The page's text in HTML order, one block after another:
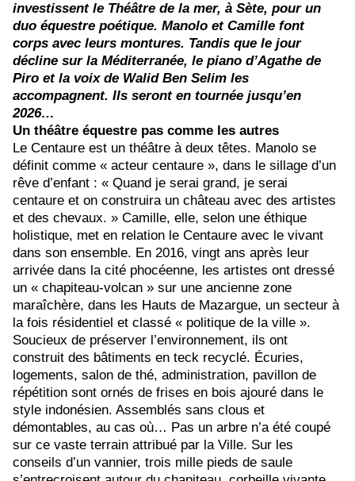
investissent le Théâtre de la mer, à Sète, pour un
duo équestre poétique. Manolo et Camille font
corps avec leurs montures. Tandis que le jour
décline sur la Méditerranée, le piano d’Agathe de
Piro et la voix de Walid Ben Selim les
accompagnent. Ils seront en tournée jusqu’en
2026…
Un théâtre équestre pas comme les autres
Le Centaure est un théâtre à deux têtes. Manolo se
définit comme « acteur centaure », dans le sillage d’un
rêve d’enfant : « Quand je serai grand, je serai
centaure et on construira un château avec des artistes
et des chevaux. » Camille, elle, selon une éthique
holistique, met en relation le Centaure avec le vivant
dans son ensemble. En 2016, vingt ans après leur
arrivée dans la cité phocéenne, les artistes ont dressé
un « chapiteau-volcan » sur une ancienne zone
maraîchère, dans les Hauts de Mazargue, un secteur à
la fois résidentiel et classé « politique de la ville ».
Soucieux de préserver l’environnement, ils ont
construit des bâtiments en teck recyclé. Écuries,
logements, salon de thé, administration, pavillon de
répétition sont ornés de frises en bois ajouré dans le
style indonésien. Assemblés sans clous et
démontables, au cas où… Pas un arbre n’a été coupé
sur ce vaste terrain attribué par la Ville. Sur les
conseils d’un vannier, trois mille pieds de saule